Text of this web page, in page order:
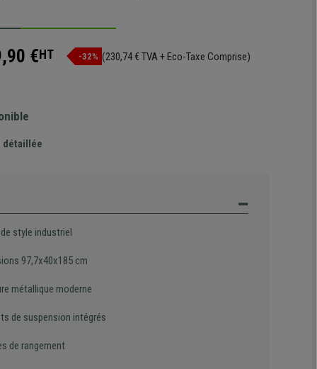
€HT -32% (230,74 € TVA + Eco-Taxe Comprise)
détaillée
style industriel
97,7x40x185 cm
métallique moderne
de suspension intégrés
de rangement